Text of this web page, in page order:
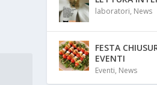
laboratori, News
FESTA
EVENTI
Eventi, News